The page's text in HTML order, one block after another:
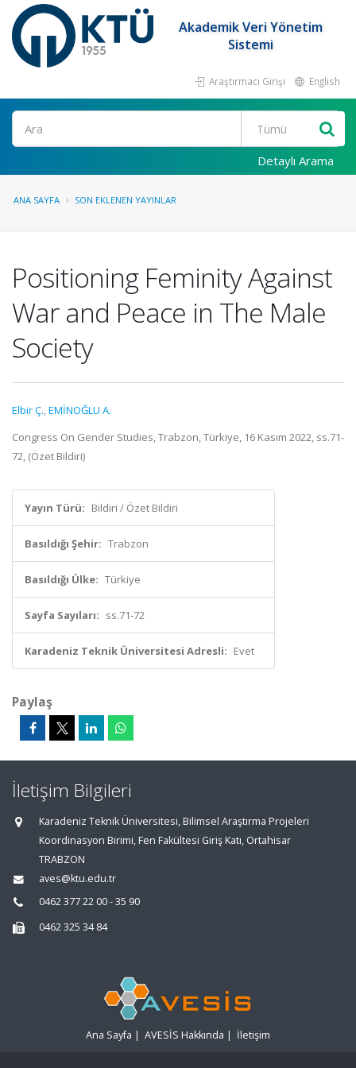
Akademik Veri Yönetim
Sistemi
Araştırmacı Girişi English
Ara
Detaylı Arama
ANA SAYFA SON EKLENEN YAYINLAR
Positioning Feminity Against
War and Peace in The Male
Society
Elbir Ç.,EMİNOĞLU A.
Congress On Gender Studies, Trabzon, Türkiye, 16 Kasım 2022, ss.71-
72, (Özet Bildiri)
Yayın Türü: Bildiri / Özet Bildiri
Basıldığı Şehir: Trabzon
Basıldığı Ülke: Türkiye
Sayfa Sayıları: ss.71-72
Karadeniz Teknik Üniversitesi Adresli: Evet
Paylaş
İletişim Bilgileri
Karadeniz Teknik Üniversitesi, Bilimsel Araştırma Projeleri
Koordinasyon Birimi, Fen Fakültesi Giriş Katı, Ortahisar
TRABZON
aves@ktu.edu.tr
0462 377 22 00 - 35 90
0462 325 34 84
Ana Sayfa | AVESİS Hakkında | İletişim